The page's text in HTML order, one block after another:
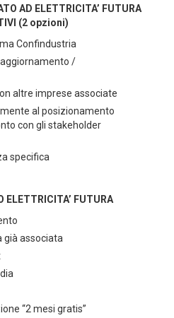
AD ELETTRICITA’ FUTURA
(2 opzioni)
Confindustria
/
altre imprese associate
al posizionamento
con gli stakeholder
specifica
ELETTRICITA’ FUTURA
già associata
“2 mesi gratis”